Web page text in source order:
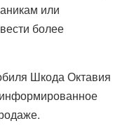
или
более
Шкода Октавия